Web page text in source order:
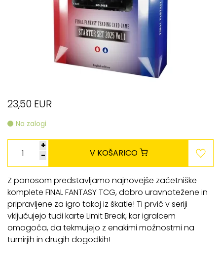
23,50 EUR
Na zalogi
+
-
V KOŠARICO
Z ponosom predstavljamo najnovejše začetniške
komplete FINAL FANTASY TCG, dobro uravnotežene in
pripravljene za igro takoj iz škatle! Ti prvič v seriji
vključujejo tudi karte Limit Break, kar igralcem
omogoča, da tekmujejo z enakimi možnostmi na
turnirjih in drugih dogodkih!